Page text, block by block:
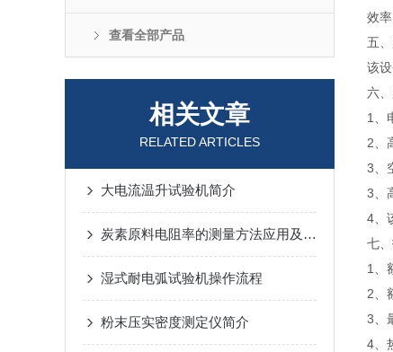
查看全部产品
相关文章
RELATED ARTICLES
大电流温升试验机简介
炭素原料电阻率的测量方法应用及影响因素
湿式耐电弧试验机操作流程
粉末压实密度测定仪简介
效率
五
该
六
1、
2、
3、
3、
4、
七
1、
2、
3、
4、